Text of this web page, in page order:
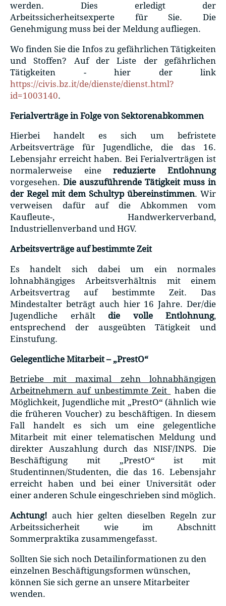
werden. Dies erledigt der
Arbeitssicherheitsexperte für Sie. Die
Genehmigung muss bei der Meldung aufliegen.
Wo finden Sie die Infos zu gefährlichen Tätigkeiten
und Stoffen? Auf der Liste der gefährlichen
Tätigkeiten - hier der link
https://civis.bz.it/de/dienste/dienst.html?
id=1003140.
Ferialverträge in Folge von Sektorenabkommen
Hierbei handelt es sich um befristete
Arbeitsverträge für Jugendliche, die das 16.
Lebensjahr erreicht haben. Bei Ferialverträgen ist
normalerweise einereduzierte Entlohnung
vorgesehen. Die auszuführende Tätigkeit muss in
der Regel mit dem Schultyp übereinstimmen. Wir
verweisen dafür auf die Abkommen vom
Kaufleute-, Handwerkerverband,
Industriellenverband und HGV.
Arbeitsverträge auf bestimmte Zeit
Es handelt sich dabei um ein normales
lohnabhängiges Arbeitsverhältnis mit einem
Arbeitsvertrag auf bestimmte Zeit. Das
Mindestalter beträgt auch hier 16 Jahre. Der/die
Jugendliche erhält die volle Entlohnung,
entsprechend der ausgeübten Tätigkeit und
Einstufung.
Gelegentliche Mitarbeit – „PrestO“
Betriebe mit maximal zehn lohnabhängigen
Arbeitnehmern auf unbestimmte Zeit
haben die
Möglichkeit, Jugendliche mit „PrestO“ (ähnlich wie
die früheren Voucher) zu beschäftigen. In diesem
Fall handelt es sich um eine gelegentliche
Mitarbeit mit einer telematischen Meldung und
direkter Auszahlung durch das NISF/INPS. Die
Beschäftigung mit „PrestO“ ist mit
Studentinnen/Studenten, die das 16. Lebensjahr
erreicht haben und bei einer Universität oder
einer anderen Schule eingeschrieben sind möglich.
Achtung! auch hier gelten dieselben Regeln zur
Arbeitssicherheit wie im Abschnitt
Sommerpraktika zusammengefasst.
Sollten Sie sich noch Detailinformationen zu den
einzelnen Beschäftigungsformen wünschen,
können Sie sich gerne an unsere Mitarbeiter
wenden.